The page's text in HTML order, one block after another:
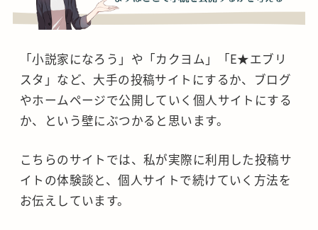
「小説家になろう」や「カクヨム」「E★エブリ
スタ」など、大手の投稿サイトにするか、ブログ
やホームページで公開していく個人サイトにする
か、という壁にぶつかると思います。
こちらのサイトでは、私が実際に利用した投稿サ
イトの体験談と、個人サイトで続けていく方法を
お伝えしています。